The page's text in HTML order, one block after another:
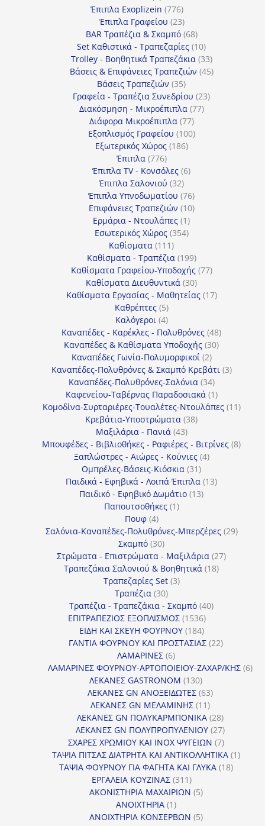
προϊόντα
Έπιπλα Exoplizein 776776
προϊόντα
'Επιπλα Γραφείου 2323
προϊόντα
BAR Τραπέζια & Σκαμπό 6868
προϊόντα
Set Καθιστικά - Τραπεζαρίες 1010
προϊόντα
Trolley - Βοηθητικά Τραπεζάκια 3333
προϊόντα
Βάσεις & Επιφάνειες Τραπεζιών 4545
Βάσεις Τραπεζιών 3535
προϊόντα
Γραφεία - Τραπέζια Συνεδρίου 2323
Διακόσμηση - Μικροέπιπλα 7777
Διάφορα Μικροέπιπλα 7777
προϊόντα
Εξοπλισμός Γραφείου 100100
Εξωτερικός Χώρος 186186
Έπιπλα 776776
προϊόντα
Έπιπλα TV - Κονσόλες 66
Έπιπλα Σαλονιού 3232
προϊόντα
Έπιπλα Υπνοδωματίου 7676
προϊόντα
Επιφάνειες Τραπεζιών 1010
Ερμάρια - Ντουλάπες 11
προϊόν
Εσωτερικός Χώρος 354354
Καθίσματα 111111
προϊόντα
Καθίσματα - Τραπέζια 199199
προϊόντα
Καθίσματα Γραφείου-Υποδοχής 7777
Καθίσματα Διευθυντικά 3030
προϊόντα
Καθίσματα Εργασίας - Μαθητείας 1717
Καθρέπτες 55
προϊόντα
Καλόγεροι 44
προϊόντα
Καναπέδες - Καρέκλες - Πολυθρόνες 4848
προϊόντα
Καναπέδες & Καθίσματα Υποδοχής 3030
Καναπέδες Γωνία-Πολυμορφικοί 22
προϊόντα
Καναπέδες-Πολυθρόνες & Σκαμπό Κρεβάτι 33
Καναπέδες-Πολυθρόνες-Σαλόνια 3434
προϊόντα
Καφενείου-Ταβέρνας Παραδοσιακά 11
προϊόν
Κομοδίνα-Συρταριέρες-Τουαλέτες-Ντουλάπες 1111
Κρεβάτια-Υποστρώματα 3838
Μαξιλάρια - Πανιά 4343
προϊόντα
Μπουφέδες - Βιβλιοθήκες - Ραφιέρες - Βιτρίνες 88
Ξαπλώστρες - Αιώρες - Κούνιες 44
Ομπρέλες-Βάσεις-Κιόσκια 3131
προϊόντα
Παιδικά - Εφηβικά - Λοιπά Έπιπλα 1313
Παιδικό - Εφηβικό Δωμάτιο 1313
Παπουτσοθήκες 11
Πουφ 44
προϊόντα
Σαλόνια-Καναπέδες-Πολυθρόνες-Μπερζέρες 2929
Σκαμπό 3030
προϊόντα
Στρώματα - Επιστρώματα - Μαξιλάρια 2727
Τραπεζάκια Σαλονιού & Βοηθητικά 1818
Τραπεζαρίες Set 33
Τραπέζια 3030
προϊόντα
Τραπέζια - Τραπεζάκια - Σκαμπό 4040
ΕΠΙΤΡΑΠΕΖΙΟΣ ΕΞΟΠΛΙΣΜΟΣ 15361536
προϊόντα
ΕΙΔΗ ΚΑΙ ΣΚΕΥΗ ΦΟΥΡΝΟΥ 184184
προϊόντα
ΓΑΝΤΙΑ ΦΟΥΡΝΟΥ ΚΑΙ ΠΡΟΣΤΑΣΙΑΣ 2222
ΛΑΜΑΡΙΝΕΣ 66
προϊόντα
ΛΑΜΑΡΙΝΕΣ ΦΟΥΡΝΟΥ-ΑΡΤΟΠΟΙΕΙΟΥ-ΖΑΧΑΡ/ΚΗΣ 66
ΛΕΚΑΝΕΣ GASTRONOM 130130
προϊόντα
ΛΕΚΑΝΕΣ GN ΑΝΟΞΕΙΔΩΤΕΣ 6363
ΛΕΚΑΝΕΣ GN ΜΕΛΑΜΙΝΗΣ 1111
προϊόντα
ΛΕΚΑΝΕΣ GN ΠΟΛΥΚΑΡΜΠΟΝΙΚΑ 2828
προϊόντα
ΛΕΚΑΝΕΣ GN ΠΟΛΥΠΡΟΠΥΛΕΝΙΟΥ 2727
προϊόντα
ΣΧΑΡΕΣ ΧΡΩΜΙΟΥ ΚΑΙ INOX ΨΥΓΕΙΩΝ 77
προϊόντα
ΤΑΨΙΑ ΠΙΤΣΑΣ ΔΙΑΤΡΗΤΑ ΚΑΙ ΑΝΤΙΚΟΛΛΗΤΙΚΑ 11
ΤΑΨΙΑ ΦΟΥΡΝΟΥ ΓΙΑ ΦΑΓΗΤΑ ΚΑΙ ΓΛΥΚΑ 1818
ΕΡΓΑΛΕΙΑ ΚΟΥΖΙΝΑΣ 311311
προϊόντα
ΑΚΟΝΙΣΤΗΡΙΑ ΜΑΧΑΙΡΙΩΝ 55
ΑΝΟΙΧΤΗΡΙΑ 11
προϊόν
ΑΝΟΙΧΤΗΡΙΑ ΚΟΝΣΕΡΒΩΝ 55